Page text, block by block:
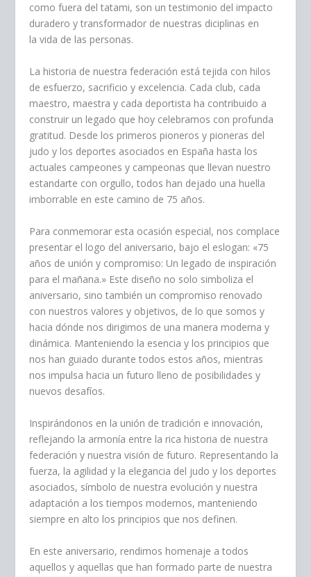
como fuera del tatami, son un testimonio del impacto
duradero y transformador de nuestras diciplinas en
la vida de las personas.
La historia de nuestra federación está tejida con hilos
de esfuerzo, sacrificio y excelencia. Cada club, cada
maestro, maestra y cada deportista ha contribuido a
construir un legado que hoy celebramos con profunda
gratitud. Desde los primeros pioneros y pioneras del
judo y los deportes asociados en España hasta los
actuales campeones y campeonas que llevan nuestro
estandarte con orgullo, todos han dejado una huella
imborrable en este camino de 75 años.
Para conmemorar esta ocasión especial, nos complace
presentar el logo del aniversario, bajo el eslogan: «75
años de unión y compromiso: Un legado de inspiración
para el mañana.» Este diseño no solo simboliza el
aniversario, sino también un compromiso renovado
con nuestros valores y objetivos, de lo que somos y
hacia dónde nos dirigimos de una manera moderna y
dinámica. Manteniendo la esencia y los principios que
nos han guiado durante todos estos años, mientras
nos impulsa hacia un futuro lleno de posibilidades y
nuevos desafíos.
Inspirándonos en la unión de tradición e innovación,
reflejando la armonía entre la rica historia de nuestra
federación y nuestra visión de futuro. Representando la
fuerza, la agilidad y la elegancia del judo y los deportes
asociados, símbolo de nuestra evolución y nuestra
adaptación a los tiempos modernos, manteniendo
siempre en alto los principios que nos definen.
En este aniversario, rendimos homenaje a todos
aquellos y aquellas que han formado parte de nuestra